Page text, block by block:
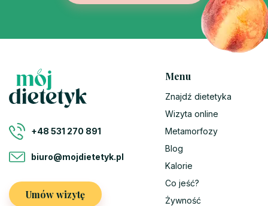
+48 531 270 891
biuro@mojdietetyk.pl
Umów wizytę
Menu
Znajdź dietetyka
Wizyta online
Metamorfozy
Blog
Kalorie
Co jeść?
Żywność